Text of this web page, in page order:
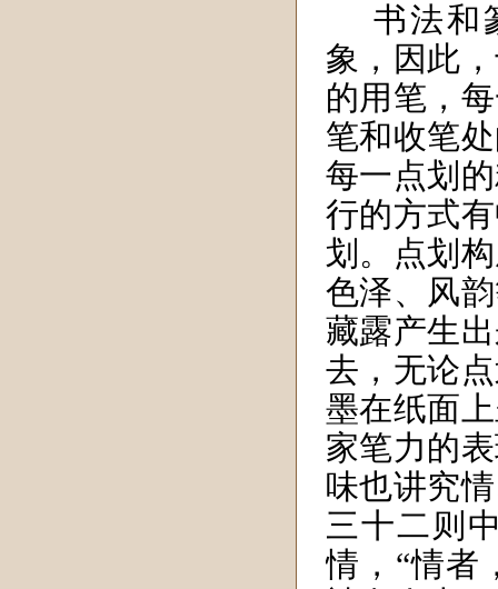
书法和
象，因此
的用笔，
笔和收笔
每一点划
行的方式
划。点划
色泽、风
藏露产生
去，无论
墨在纸面
家笔力的
味也讲究
三十二则
情，“情者